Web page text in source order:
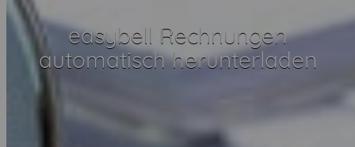
easybell Rechnungen
automatisch herunterladen